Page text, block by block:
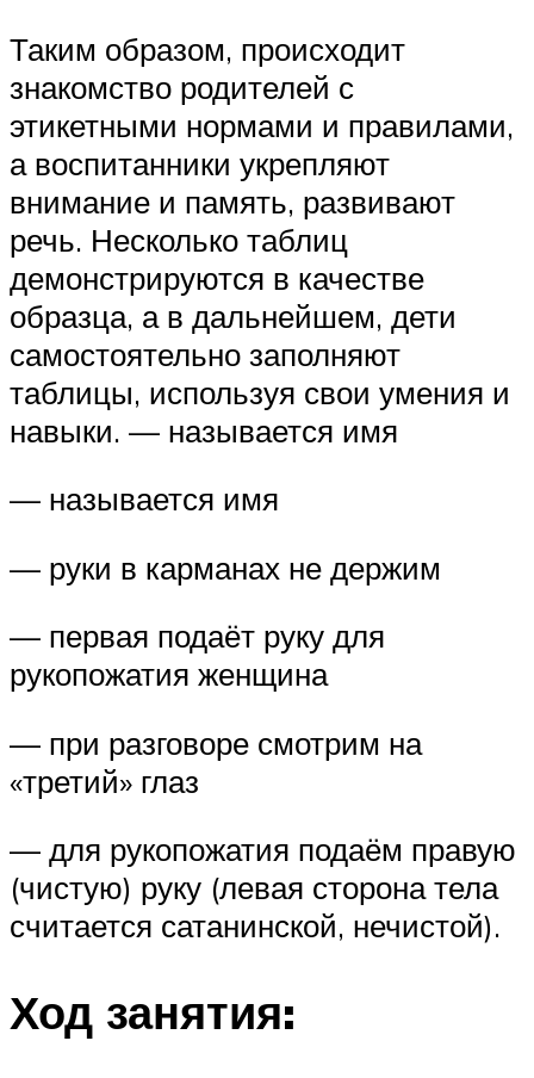
Таким образом, происходит
знакомство родителей с
этикетными нормами и правилами,
а воспитанники укрепляют
внимание и память, развивают
речь. Несколько таблиц
демонстрируются в качестве
образца, а в дальнейшем, дети
самостоятельно заполняют
таблицы, используя свои умения и
навыки. — называется имя
— называется имя
— руки в карманах не держим
— первая подаёт руку для
рукопожатия женщина
— при разговоре смотрим на
«третий» глаз
— для рукопожатия подаём правую
(чистую) руку (левая сторона тела
считается сатанинской, нечистой).
Ход занятия: